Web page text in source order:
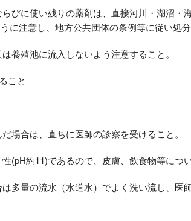
びに使い残りの薬剤は、直接河川・湖沼
に注意し、地方公共団体の条例等に従い処分
養殖池に流入しないよう注意すること。
こと
場合は、直ちに医師の診察を受けること。
(pH約11)であるので、皮膚、飲食物等につ
多量の流水（水道水）でよく洗い流し、医